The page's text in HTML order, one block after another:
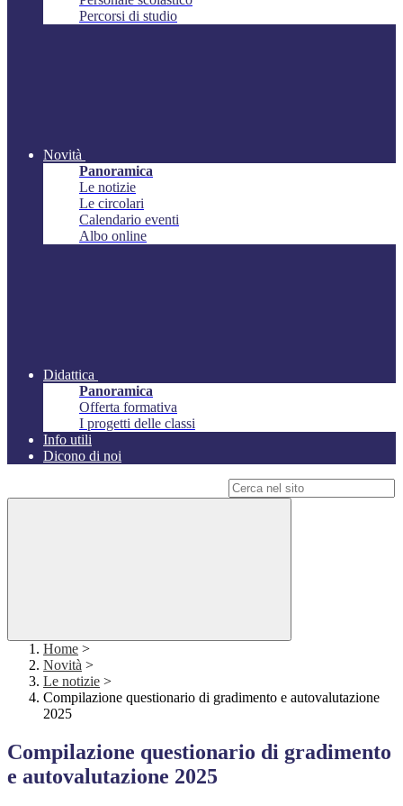
Percorsi di studio
Novità
Panoramica
Le notizie
Le circolari
Calendario eventi
Albo online
Didattica
Panoramica
Offerta formativa
I progetti delle classi
Info utili
Dicono di noi
Home >
Novità >
Le notizie >
Compilazione questionario di gradimento e autovalutazione
2025
Compilazione questionario di gradimento
e autovalutazione 2025